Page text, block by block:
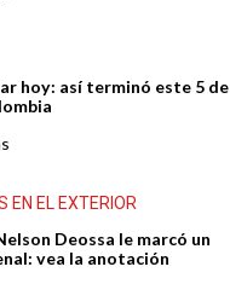
hoy: así terminó este 5 de
EN EL EXTERIOR
Deossa le marcó un
vea la anotación